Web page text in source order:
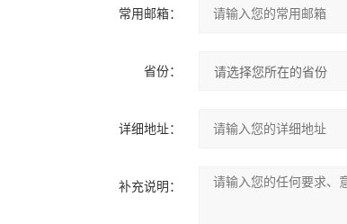
常用邮箱：
省份：
详细地址：
补充说明：